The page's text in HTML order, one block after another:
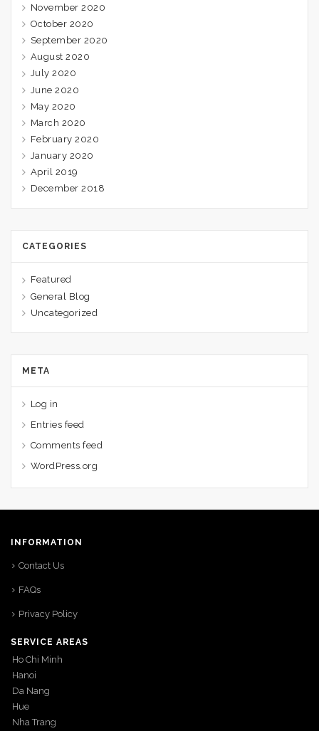
November 2020
October 2020
September 2020
August 2020
July 2020
June 2020
May 2020
March 2020
February 2020
January 2020
April 2019
December 2018
CATEGORIES
Featured
General Blog
Uncategorized
META
Log in
Entries feed
Comments feed
WordPress.org
INFORMATION
Contact Us
FAQs
Privacy Policy
SERVICE AREAS
Ho Chi Minh
Hanoi
Da Nang
Hue
Nha Trang